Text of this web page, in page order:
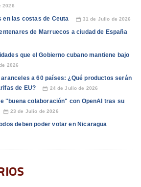
2026
en las costas de Ceuta 📅 31 de Julio de 2026
de Marruecos a ciudad de España
que el Gobierno cubano mantiene bajo
2026
a 60 países: ¿Qué productos serán
de EU?
📅 24 de Julio de 2026
"buena colaboración" con OpenAI tras su
📅 23 de Julio de 2026
deben poder votar en Nicaragua